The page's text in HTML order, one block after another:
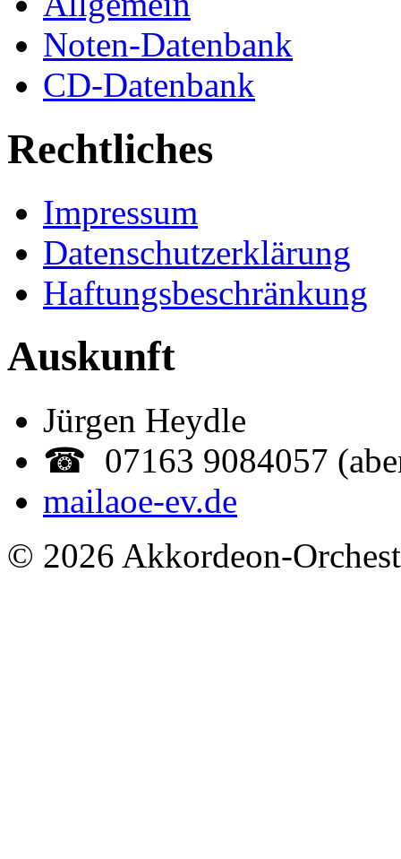
Noten-Datenbank
CD-Datenbank
Rechtliches
Impressum
Datenschutzerklärung
Haftungsbeschränkung
Auskunft
Jürgen Heydle
☎ 07163 9084057
mailaoe-ev.de
© 2026 Akkordeon-